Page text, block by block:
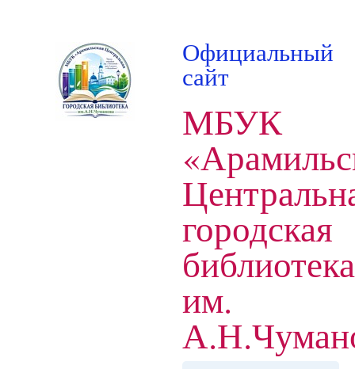
Официальный
сайт
МБУК
городская
библиотека
им.